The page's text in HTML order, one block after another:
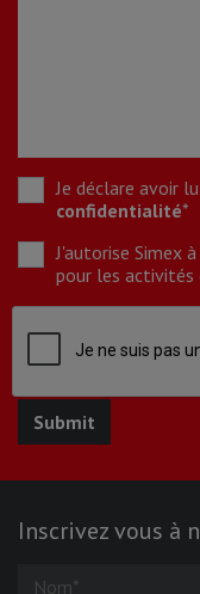
Je déclare avoir
confidentialité*
J'autorise Simex
pour les activités
Inscrivez vous à